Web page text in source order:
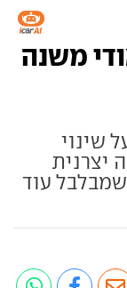
משנה
שינוי
יצרנית
עוד